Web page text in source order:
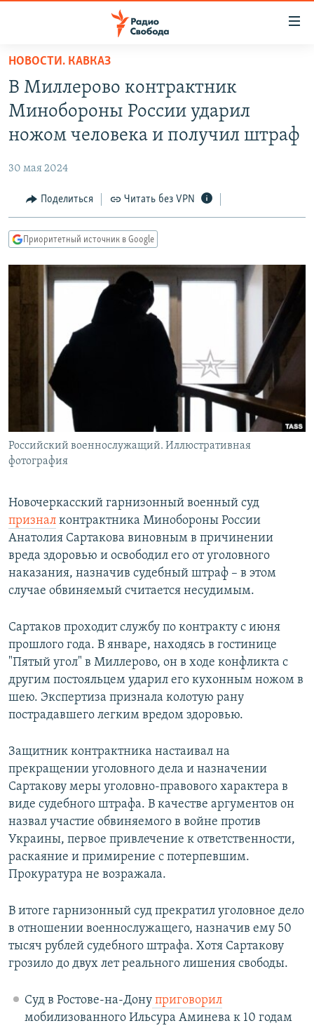
упрощенного
доступа
Вернуться
основному
Вернутся
Вернутся
ПОДКАСТЫ
АВТОРСКИЕ ПРОЕКТЫ
МНЕНИЯ
КУЛЬТУРА
КАВКАЗ.РЕАЛИИ
СЕВЕР.РЕАЛИИ
СИБИРЬ.РЕАЛИИ
РАСПИСАНИЕ ВЕЩАНИЯ
ПОДПИШИТЕСЬ НА РАССЫЛКУ
СОЦИАЛЬНЫЕ СЕТИ
НОВОСТИ. КАВКАЗ
В Миллерово контрактник
Минобороны России ударил
ножом человека и получил штраф
30 мая 2024
Поделиться Читать без VPN
Приоритетный источник в Google
Российский военнослужащий. Иллюстративная
фотография
Новочеркасский гарнизонный военный суд
признал контрактника Минобороны России
Анатолия Сартакова виновным в причинении
вреда здоровью и освободил его от уголовного
наказания, назначив судебный штраф – в этом
случае обвиняемый считается несудимым.
Сартаков проходит службу по контракту с июня
прошлого года. В январе, находясь в гостинице
"Пятый угол" в Миллерово, он в ходе конфликта с
другим постояльцем ударил его кухонным ножом в
шею. Экспертиза признала колотую рану
пострадавшего легким вредом здоровью.
Защитник контрактника настаивал на
прекращении уголовного дела и назначении
Сартакову меры уголовно-правового характера в
виде судебного штрафа. В качестве аргументов он
назвал участие обвиняемого в войне против
Украины, первое привлечение к ответственности,
раскаяние и примирение с потерпевшим.
Прокуратура не возражала.
В итоге гарнизонный суд прекратил уголовное дело
в отношении военнослужащего, назначив ему 50
тысяч рублей судебного штрафа. Хотя Сартакову
грозило до двух лет реального лишения свободы.
Суд в Ростове-на-Донуприговорил
мобилизованного Ильсура Аминева к 10 годам